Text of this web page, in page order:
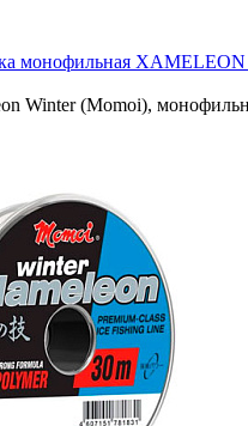
монофильная
Winter (Momoi),